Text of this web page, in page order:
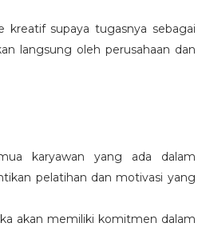
kreatif supaya tugasnya sebagai
langsung oleh perusahaan dan
karyawan yang ada dalam
pelatihan dan motivasi yang
akan memiliki komitmen dalam